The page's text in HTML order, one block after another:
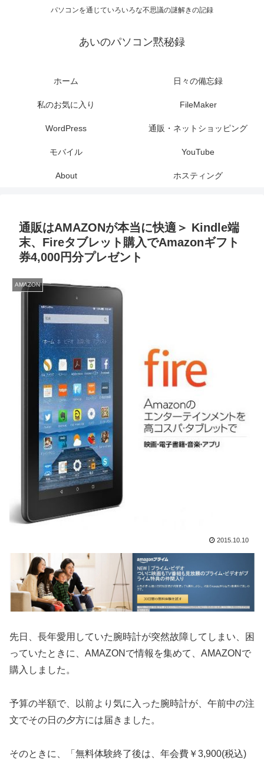
パソコンを通じていろいろな不思議の謎解きの記録
あいのパソコン黙秘録
ホーム 日々の備忘録
私のお気に入り FileMaker
WordPress 通販・ネットショッピング
モバイル YouTube
About ホスティング
通販はAMAZONが本当に快適＞ Kindle端
末、Fireタブレット購入でAmazonギフト
券4,000円分プレゼント
AMAZON
2015.10.10
先日、長年愛用していた腕時計が突然故障してしまい、困
っていたときに、AMAZONで情報を集めて、AMAZONで
購入しました。
予算の半額で、以前より気に入った腕時計が、午前中の注
文でその日の夕方には届きました。
そのときに、「無料体験終了後は、年会費￥3,900(税込)